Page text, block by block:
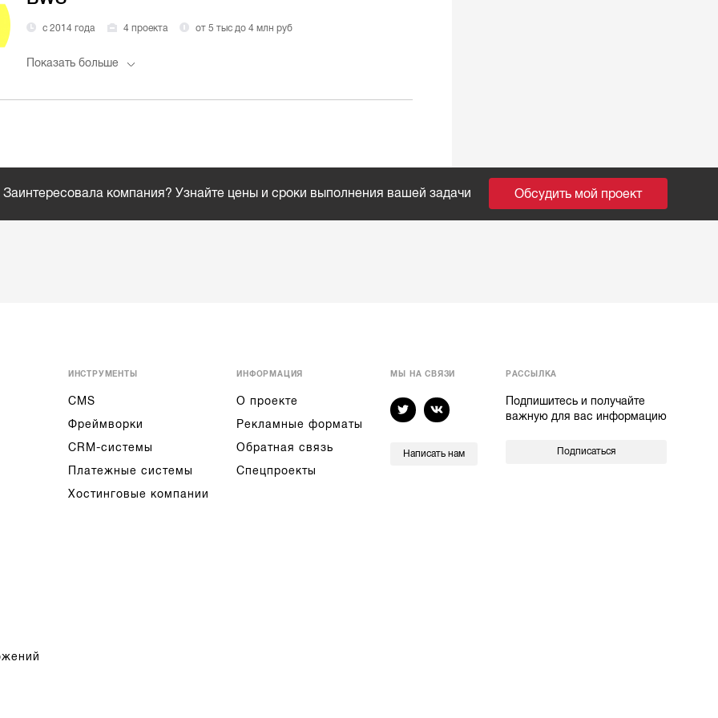
с 2014 года 4 проекта от 5 тыс до 4 млн руб
Показать больше
Заинтересовала компания? Узнайте цены и сроки выполнения вашей задачи Обсудить мой проект
ИНСТРУМЕНТЫ
CMS
Фреймворки
CRM-системы
Платежные системы
Хостинговые компании
ИНФОРМАЦИЯ
О проекте
Рекламные форматы
Обратная связь
Спецпроекты
МЫ НА СВЯЗИ
Написать нам
РАССЫЛКА
Подпишитесь и получайте
важную для вас информацию
Подписаться